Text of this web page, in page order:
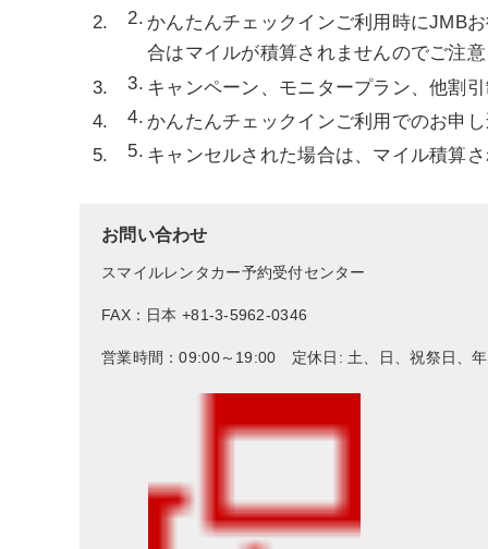
かんたんチェックインご利用時にJMB
合はマイルが積算されませんのでご注
キャンペーン、モニタープラン、他割
かんたんチェックインご利用でのお申
キャンセルされた場合は、マイル積算
お問い合わせ
スマイルレンタカー予約受付センター
FAX：日本 +81-3-5962-0346
営業時間：09:00～19:00 定休日: 土、日、祝祭日、